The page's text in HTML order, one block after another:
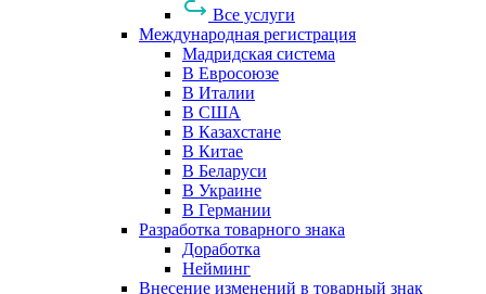
Все услуги
Международная регистрация
Мадридская система
В Евросоюзе
В Италии
В США
В Казахстане
В Китае
В Беларуси
В Украине
В Германии
Разработка товарного знака
Доработка
Нейминг
Внесение изменений в товарный знак